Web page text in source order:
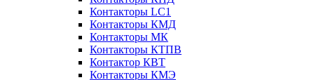
Контакторы LC1
Контакторы КМД
Контакторы МК
Контакторы КТПВ
Контактор КВТ
Контакторы КМЭ